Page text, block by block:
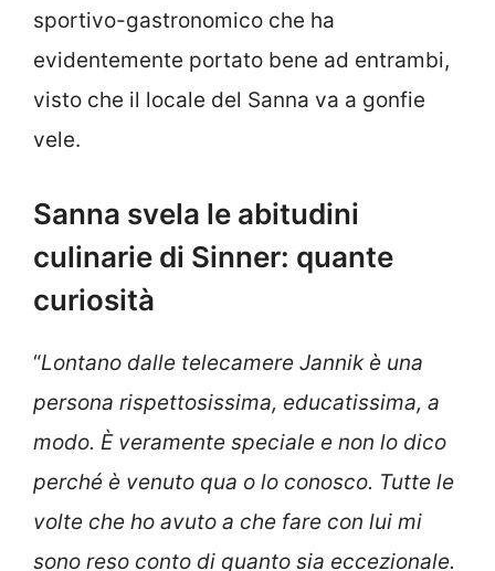
sportivo-gastronomico che ha
evidentemente portato bene ad entrambi,
visto che il locale del Sanna va a gonfie
vele.
Sanna svela le abitudini
culinarie di Sinner: quante
curiosità
“Lontano dalle telecamere Jannik è una
persona rispettosissima, educatissima, a
modo. È veramente speciale e non lo dico
perché è venuto qua o lo conosco. Tutte le
volte che ho avuto a che fare con lui mi
sono reso conto di quanto sia eccezionale.